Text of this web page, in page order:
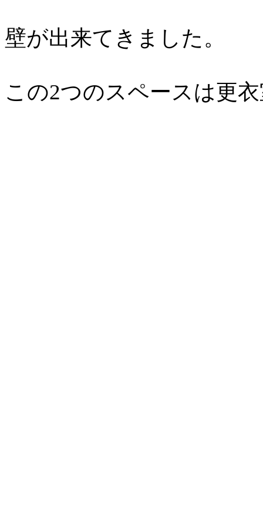
壁が出来てきました。
この2つのスペースは更